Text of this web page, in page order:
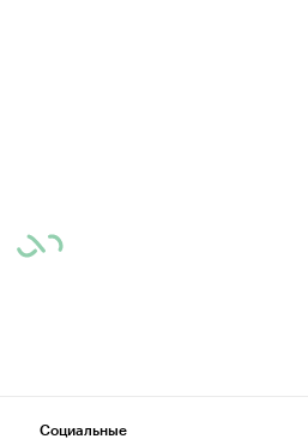
Социальные